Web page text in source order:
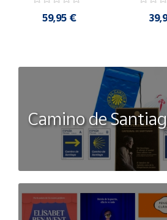
COMODAS
59,95 €
Camino de